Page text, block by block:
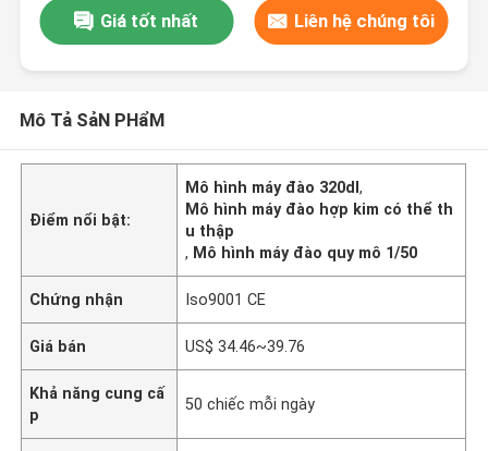
Giá tốt nhất Liên hệ chúng tôi
Mô Tả SảN PHẩM
Điểm nổi bật:
Mô hình máy đào 320dl,
Mô hình máy đào hợp kim có thể th
u thập
, Mô hình máy đào quy mô 1/50
Chứng nhận Iso9001 CE
Giá bán US$ 34.46~39.76
Khả năng cung cấ
p
50 chiếc mỗi ngày